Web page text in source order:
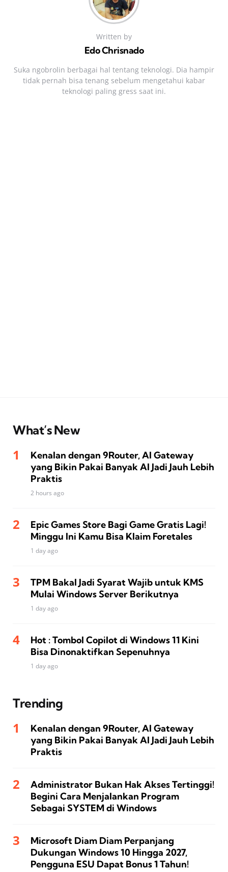
Written by
Edo Chrisnado
Suka ngobrolin berbagai hal tentang teknologi. Dia hampir
tidak pernah bisa tenang sebelum mengetahui kabar
teknologi paling gress saat ini.
What’s New
Kenalan dengan 9Router, AI Gateway
yang Bikin Pakai Banyak AI Jadi Jauh Lebih
Praktis
2 hours ago
Epic Games Store Bagi Game Gratis Lagi!
Minggu Ini Kamu Bisa Klaim Foretales
1 day ago
TPM Bakal Jadi Syarat Wajib untuk KMS
Mulai Windows Server Berikutnya
1 day ago
Hot : Tombol Copilot di Windows 11 Kini
Bisa Dinonaktifkan Sepenuhnya
1 day ago
Trending
Kenalan dengan 9Router, AI Gateway
yang Bikin Pakai Banyak AI Jadi Jauh Lebih
Praktis
Administrator Bukan Hak Akses Tertinggi!
Begini Cara Menjalankan Program
Sebagai SYSTEM di Windows
Microsoft Diam Diam Perpanjang
Dukungan Windows 10 Hingga 2027,
Pengguna ESU Dapat Bonus 1 Tahun!